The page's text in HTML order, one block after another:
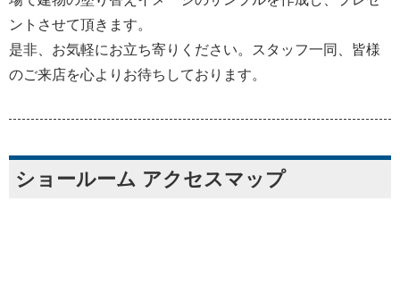
ントさせて頂きます。
是非、お気軽にお立ち寄りください。スタッフ一同、皆様
のご来店を心よりお待ちしております。
ショールーム アクセスマップ